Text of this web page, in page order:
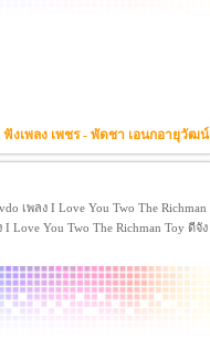
ฟังเพลง เพชร - พัดชา เอนกอายุวัฒน์
เพลง I Love You Two The Richman
Love You Two The Richman Toy ดีจัง